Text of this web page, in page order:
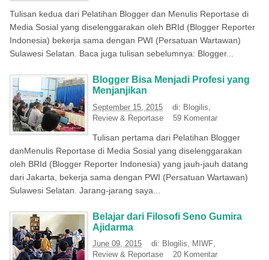
Tulisan kedua dari Pelatihan Blogger dan Menulis Reportase di
Media Sosial yang diselenggarakan oleh BRId (Blogger Reporter
Indonesia) bekerja sama dengan PWI (Persatuan Wartawan)
Sulawesi Selatan. Baca juga tulisan sebelumnya: Blogger...
Blogger Bisa Menjadi Profesi yang
Menjanjikan
September 15, 2015 di: Blogilis
Review & Reportase
59 Komentar
Tulisan pertama dari Pelatihan Blogger
danMenulis Reportase di Media Sosial yang diselenggarakan
oleh BRId (Blogger Reporter Indonesia) yang jauh-jauh datang
dari Jakarta, bekerja sama dengan PWI (Persatuan Wartawan)
Sulawesi Selatan. Jarang-jarang saya...
Belajar dari Filosofi Seno Gumira
Ajidarma
June 09, 2015 di: Blogilis, MIWF,
Review & Reportase
20 Komentar